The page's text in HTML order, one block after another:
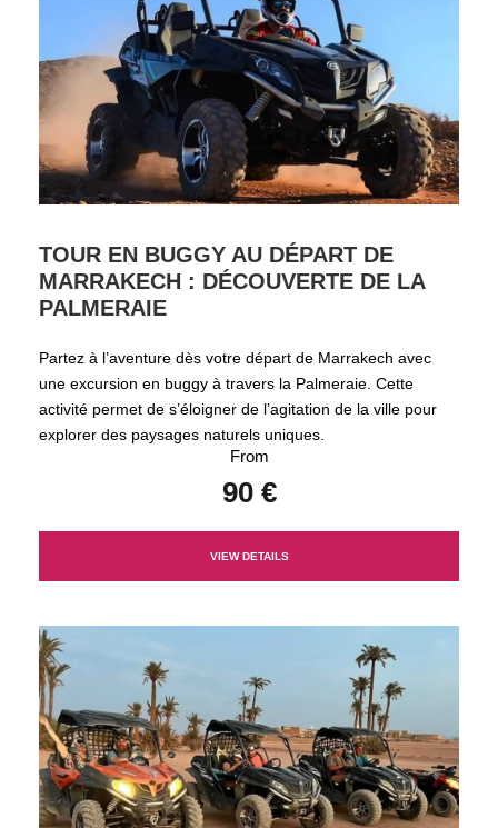
TOUR EN BUGGY AU DÉPART DE
MARRAKECH : DÉCOUVERTE DE LA
PALMERAIE
Partez à l’aventure dès votre départ de Marrakech avec
une excursion en buggy à travers la Palmeraie. Cette
activité permet de s’éloigner de l’agitation de la ville pour
explorer des paysages naturels uniques.
From
90 €
VIEW DETAILS